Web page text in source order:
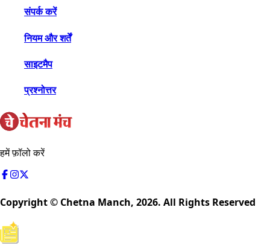
संपर्क करें
नियम और शर्तें
साइटमैप
प्रश्नोत्तर
हमें फ़ॉलो करें
Copyright © Chetna Manch, 2026. All Rights Reserved